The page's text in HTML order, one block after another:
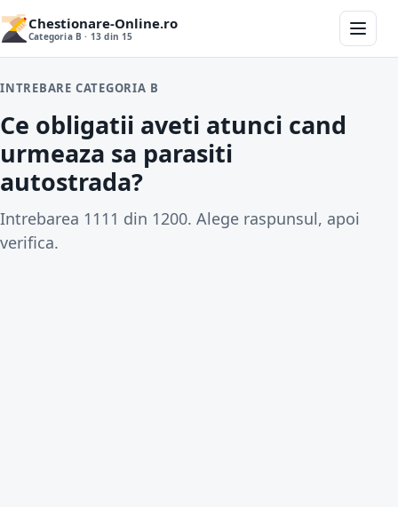
Chestionare-Online.ro
Categoria B · 13 din 15
INTREBARE CATEGORIA B
Ce obligatii aveti atunci cand
urmeaza sa parasiti
autostrada?
Intrebarea 1111 din 1200. Alege raspunsul, apoi
verifica.